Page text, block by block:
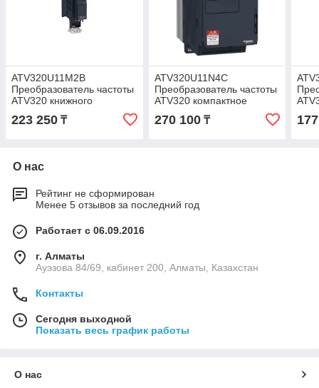
ATV320U11M2B
Преобразователь частоты
ATV320 книжного
исполнение 1,1 кВт 240 В
1Ф
223 250 ₸
ATV320U11N4C
Преобразователь частоты
ATV320 компактное
исполнение 1,1 кВт 500 В
3Ф
270 100₸
В
О нас
Рейтинг не сформирован
Менее 5 отзывов за последний год
Работает с 06.09.2016
г. Алматы
Ауэзова 84/69, кабинет 200, Алматы, Казахстан
Контакты
Сегодня выходной
Показать весь график работы
О нас